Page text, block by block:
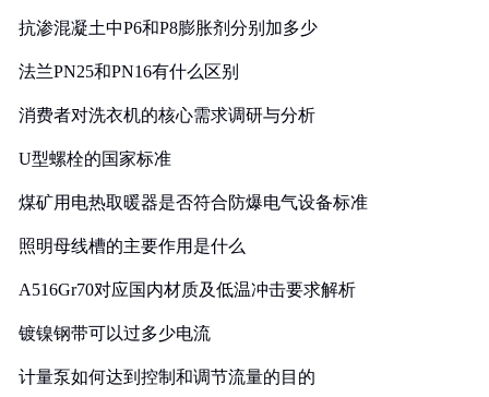
抗渗混凝土中P6和P8膨胀剂分别加多少
法兰PN25和PN16有什么区别
消费者对洗衣机的核心需求调研与分析
U型螺栓的国家标准
煤矿用电热取暖器是否符合防爆电气设备标准
照明母线槽的主要作用是什么
A516Gr70对应国内材质及低温冲击要求解析
镀镍钢带可以过多少电流
计量泵如何达到控制和调节流量的目的